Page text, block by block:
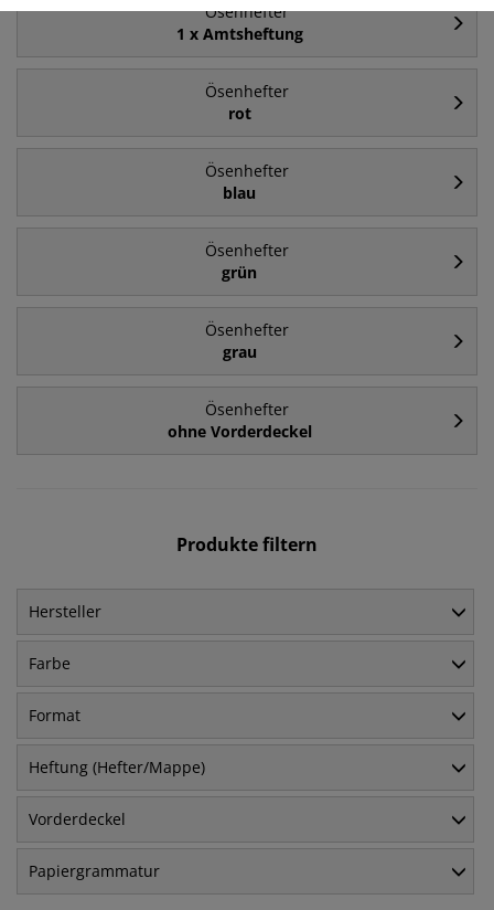
Ösenhefter
1 x Amtsheftung
Ösenhefter
rot
Ösenhefter
blau
Ösenhefter
grün
Ösenhefter
grau
Ösenhefter
ohne Vorderdeckel
Produkte filtern
Hersteller
Farbe
Format
Heftung (Hefter/Mappe)
Vorderdeckel
Papiergrammatur